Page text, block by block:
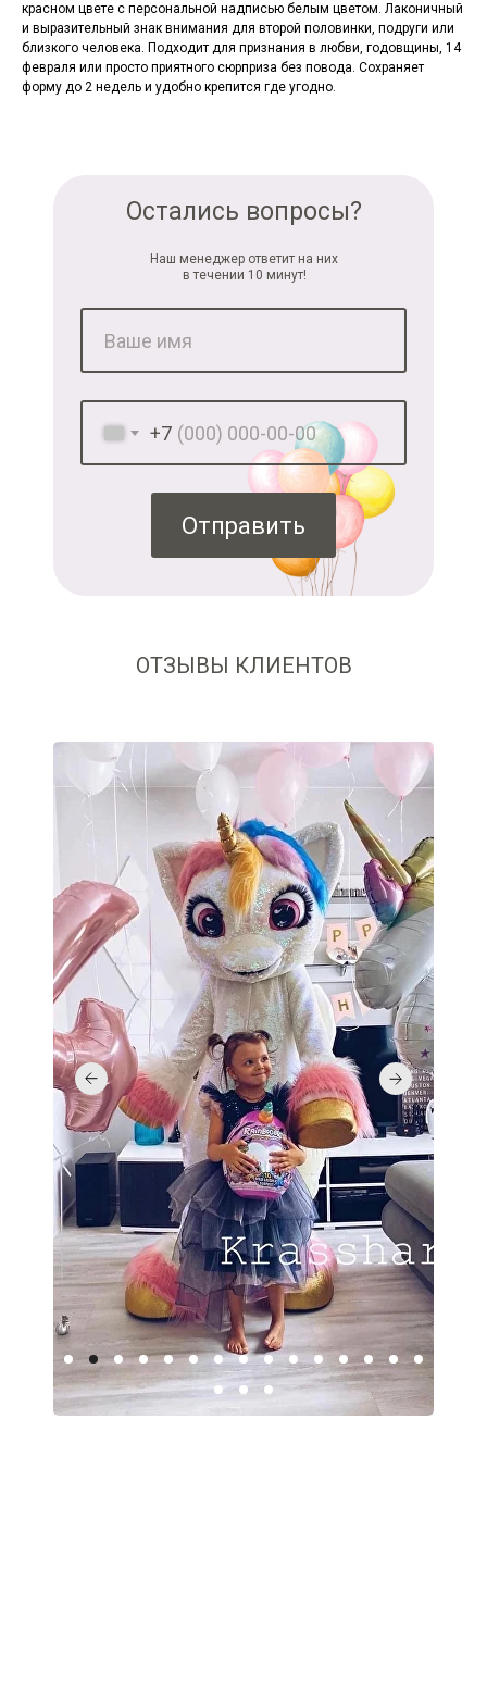
красном цвете с персональной надписью белым цветом. Лаконичный
и выразительный знак внимания для второй половинки, подруги или
близкого человека. Подходит для признания в любви, годовщины, 14
февраля или просто приятного сюрприза без повода. Сохраняет
форму до 2 недель и удобно крепится где угодно.
+7
Отправить
Остались вопросы?
Наш менеджер ответит на них
в течении 10 минут!
ОТЗЫВЫ КЛИЕНТОВ